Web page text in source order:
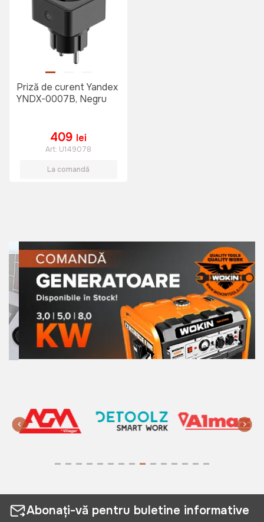
Priză de curent Yandex
YNDX-0007B, Negru
409 lei
Art: U149078
La comandă
Abonați-vă pentru buletine informative